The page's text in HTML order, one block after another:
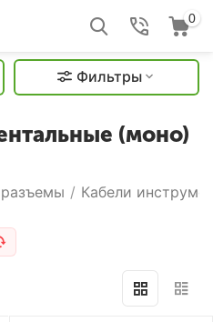
0
Фильтры
(моно)
/ Кабели